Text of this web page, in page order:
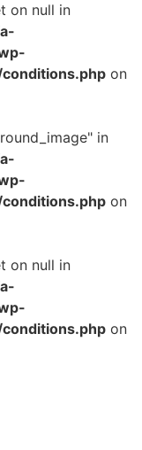
on null in
on
in
on
on null in
on